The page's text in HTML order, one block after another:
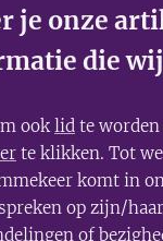
je onze
die
ooklid te
te klikken. Tot
komt in
op zijn/
of